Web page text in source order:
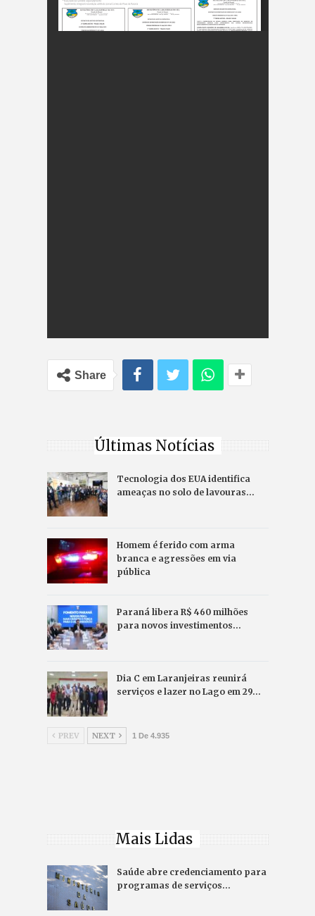
Share
Últimas Notícias
Tecnologia dos EUA identifica
ameaças no solo de lavouras…
Homem é ferido com arma
branca e agressões em via
pública
Paraná libera R$ 460 milhões
para novos investimentos…
Dia C em Laranjeiras reunirá
serviços e lazer no Lago em 29…
PREV NEXT 1 De 4.935
Mais Lidas
Saúde abre credenciamento para
programas de serviços…